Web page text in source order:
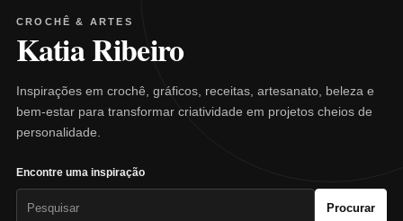
CROCHÊ & ARTES
Katia Ribeiro
Inspirações em crochê, gráficos, receitas, artesanato, beleza e
bem-estar para transformar criatividade em projetos cheios de
personalidade.
Encontre uma inspiração
Procurar